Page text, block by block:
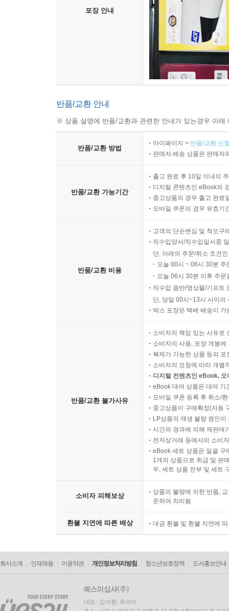
포장 안내
반품/교환 안내
※ 상품 설명에 반품/교환과 관련한 안내가 있는경우 아
반품/교환 방법
마이페이지 > 반품/교환 신
판매자 배송 상품은 판매자
반품/교환 가능기간
출고 완료 후 10일 이내의
디지털 콘텐츠인 eBook의
중고상품의 경우 출고 완료
모바일 쿠폰의 경우 유효기
반품/교환 비용
고객의 단순변심 및 착오구
직수입양서/직수입일서중
단, 아래의 주문/취소 조건
오늘 00시 ~ 06시 30분
오늘 06시 30분 이후 주
직수입 음반/영상물/기프트
단, 당일 00시~13시 사이의
박스 포장은 택배 배송이
반품/교환 불가사유
소비자의 책임 있는 사유로
소비자의 사용, 포장 개봉
복제가 가능한 상품 등의
소비자의 요청에 따라 개별
디지털 컨텐츠인 eBook,
eBook 대여 상품은 대여 기
모바일 쿠폰 등록 후 취소/
중고상품이 구매확정(자동
LP상품의 재생 불량 원인
시간의 경과에 의해 재판매
전자상거래 등에서의 소비
eBook 세트 상품은 일괄 구
1개의 상품으로 취급 및 판
우, 세트 상품 전부 및 세트
소비자 피해보상
상품의 불량에 의한 반품,
준하여 처리됨
환불 지연에 따른 배상 대금 환불 및 환불 지연에
회사소개 인재채용 이용약관 개인정보처리방침 청소년보호정책 도서홍보안내
대표 : 김석환, 최세라